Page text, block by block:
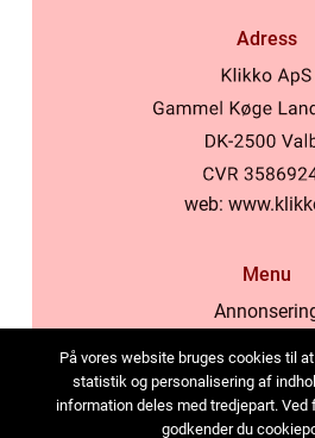
Adress
web:
Menu
Cookies
Kontakta
På vores website bruges cookies til
statistik og personalisering af
information deles med tredjepart.
godkender du